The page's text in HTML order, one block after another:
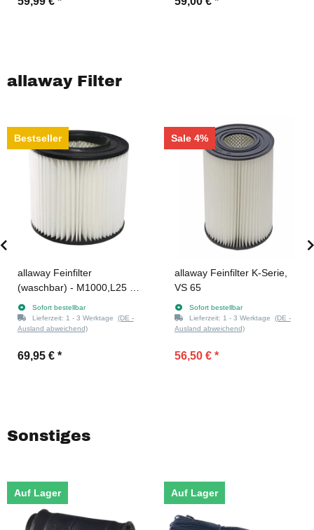
allaway Filter
Bestseller
allaway Feinfilter
(waschbar) - M1000,L25 &
A/C/CV/X/Z Serie
Sofort bestellbar
Lieferzeit: 1 - 3 Werktage (DE -
Ausland abweichend)
69,95 € *
Sale 4%
allaway Feinfilter K-Serie,
VS 65
Sofort bestellbar
Lieferzeit: 1 - 3 Werktage (DE -
Ausland abweichend)
56,50 € *
Sonstiges
Auf Lager Auf Lager